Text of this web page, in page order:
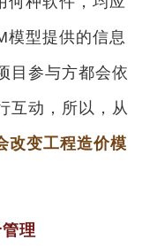
模型提供的信息
目参与方都会依
互动，所以，从
改变工程造价模
理